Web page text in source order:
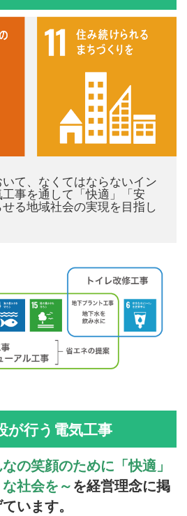
て、なくてはならないイン
事を通して「快適」「安
る地域社会の実現を目指し
が行う電気工事
の笑顔のために「快適」
社会を～を経営理念に掲
います。